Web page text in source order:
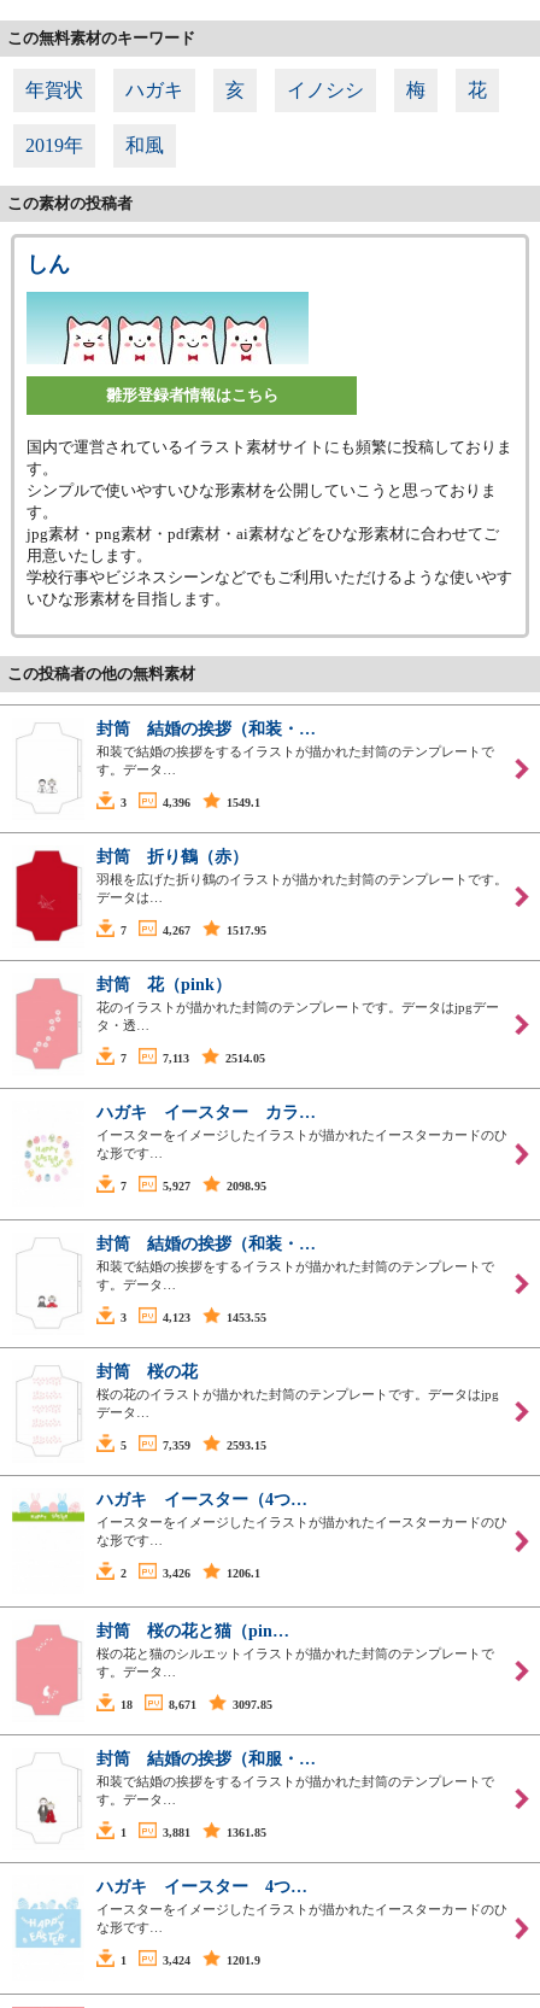
この無料素材のキーワード
年賀状 ハガキ 亥 イノシシ 梅 花
2019年 和風
この素材の投稿者
しん
雛形登録者情報はこちら
国内で運営されているイラスト素材サイトにも頻繁に投稿しておりま
す。
シンプルで使いやすいひな形素材を公開していこうと思っておりま
す。
jpg素材・png素材・pdf素材・ai素材などをひな形素材に合わせてご
用意いたします。
学校行事やビジネスシーンなどでもご利用いただけるような使いやす
いひな形素材を目指します。
この投稿者の他の無料素材
封筒 結婚の挨拶（和装・…
和装で結婚の挨拶をするイラストが描かれた封筒のテンプレートで
す。データ…
3 4,396 1549.1
封筒 折り鶴（赤）
羽根を広げた折り鶴のイラストが描かれた封筒のテンプレートです。
データは…
7 4,267 1517.95
封筒 花（pink）
花のイラストが描かれた封筒のテンプレートです。データはjpgデー
タ・透…
7 7,113 2514.05
ハガキ イースター カラ…
イースターをイメージしたイラストが描かれたイースターカードのひ
な形です…
7 5,927 2098.95
封筒 結婚の挨拶（和装・…
和装で結婚の挨拶をするイラストが描かれた封筒のテンプレートで
す。データ…
3 4,123 1453.55
封筒 桜の花
桜の花のイラストが描かれた封筒のテンプレートです。データはjpg
データ…
5 7,359 2593.15
ハガキ イースター（4つ…
イースターをイメージしたイラストが描かれたイースターカードのひ
な形です…
2 3,426 1206.1
封筒 桜の花と猫（pin…
桜の花と猫のシルエットイラストが描かれた封筒のテンプレートで
す。データ…
18 8,671 3097.85
封筒 結婚の挨拶（和服・…
和装で結婚の挨拶をするイラストが描かれた封筒のテンプレートで
す。データ…
1 3,881 1361.85
ハガキ イースター 4つ…
イースターをイメージしたイラストが描かれたイースターカードのひ
な形です…
1 3,424 1201.9